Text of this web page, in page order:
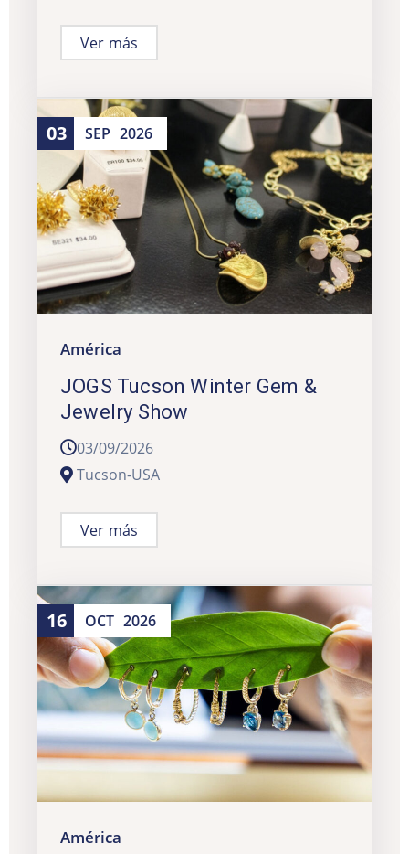
Ver más
03 SEP 2026
América
JOGS Tucson Winter Gem &
Jewelry Show
03/09/2026
Tucson-USA
Ver más
16 OCT 2026
América